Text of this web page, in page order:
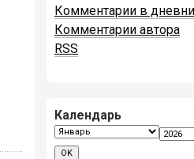
Комментарии в
Комментарии автора
RSS
Календарь